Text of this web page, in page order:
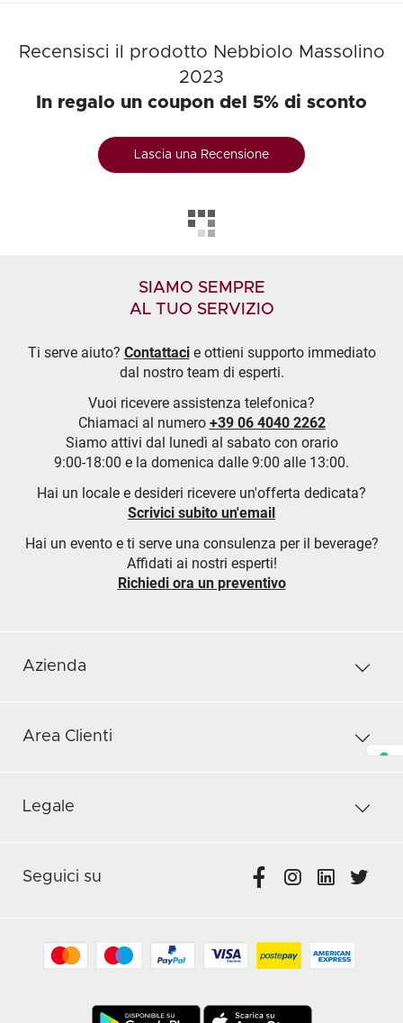
Recensisci il prodotto Nebbiolo Massolino
2023
In regalo un coupon del 5% di sconto
Lascia una Recensione
SIAMO SEMPRE
AL TUO SERVIZIO
Ti serve aiuto? Contattacie ottieni supporto immediato
dal nostro team di esperti.
Vuoi ricevere assistenza telefonica?
Chiamaci al numero +39 06 4040 2262
Siamo attivi dal lunedì al sabato con orario
9:00-18:00 e la domenica dalle 9:00 alle 13:00.
Hai un locale e desideri ricevere un'offerta dedicata?
Scrivici subito un'email
Hai un evento e ti serve una consulenza per il beverage?
Affidati ai nostri esperti!
Richiedi ora un preventivo
Azienda
Area Clienti
Legale
Seguici su